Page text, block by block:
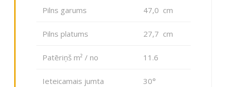
Pilns garums 47,0 cm
Pilns platums 27,7 cm
Patēriņš m² / no 11.6
Ieteicamais jumta
30°